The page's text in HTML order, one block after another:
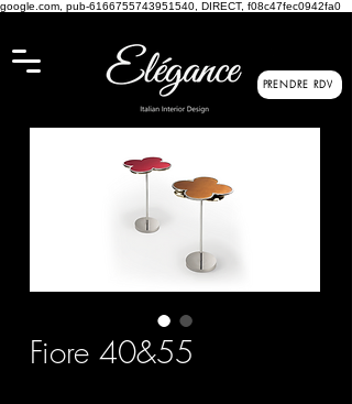
google.com, pub-6166755743951540, DIRECT, f08c47fec0942fa0
PRENDRE RDV
Fiore 40&55